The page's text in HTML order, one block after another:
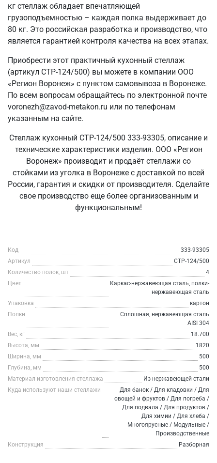
кг стеллаж обладает впечатляющей
грузоподъемностью – каждая полка выдерживает до
80 кг. Это российская разработка и производство, что
является гарантией контроля качества на всех этапах.
Приобрести этот практичный кухонный стеллаж
(артикул СТР-124/500) вы можете в компании ООО
«Регион Воронеж» с пунктом самовывоза в Воронеже.
По всем вопросам обращайтесь по электронной почте
voronezh@zavod-metakon.ru или по телефонам
указанным на сайте.
Стеллаж кухонный СТР-124/500 333-93305, описание и
технические характеристики изделия. ООО «Регион
Воронеж» производит и продаёт стеллажи со
стойками из уголка в Воронеже с доставкой по всей
России, гарантия и скидки от производителя. Сделайте
свое производство еще более организованным и
функциональным!
Код
333-93305
Артикул
СТР-124/500
Количество полок, шт
4
Цвет
Каркас-нержавеющая сталь, полки-
нержавеющая сталь
Упаковка
картон
Полки
Сплошная, нержавеющая сталь
AISI 304
Вес, кг
18.700
Высота, мм
1820
Ширина, мм
500
Глубина, мм
500
Материал изготовления стеллажа
Из нержавеющей стали
Куда используют наши стеллажи
Для банок / Для кладовки / Для
овощей и фруктов / Для погреба /
Для подвала / Для продуктов /
Для химии / Для хлеба /
Многоярусные / Модульные /
Производственные
Конструкция
Разборная